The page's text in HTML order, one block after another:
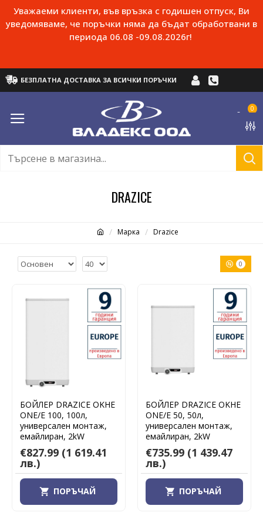
Уважаеми клиенти, във връзка с годишен отпуск, Ви
уведомяваме, че поръчки няма да бъдат обработвани в
периода 06.08 -09.08.2026г!
БЕЗПЛАТНА ДОСТАВКА ЗА ВСИЧКИ ПОРЪЧКИ
0
Марка Drazice
DRAZICE
0
БОЙЛЕР DRAZICE OKHE
ONE/E 100, 100л,
универсален монтаж,
емайлиран, 2kW
€827.99 (1 619.41
лв.)
ПОРЪЧАЙ
БОЙЛЕР DRAZICE OKHE
ONE/E 50, 50л,
универсален монтаж,
емайлиран, 2kW
€735.99 (1 439.47
лв.)
ПОРЪЧАЙ